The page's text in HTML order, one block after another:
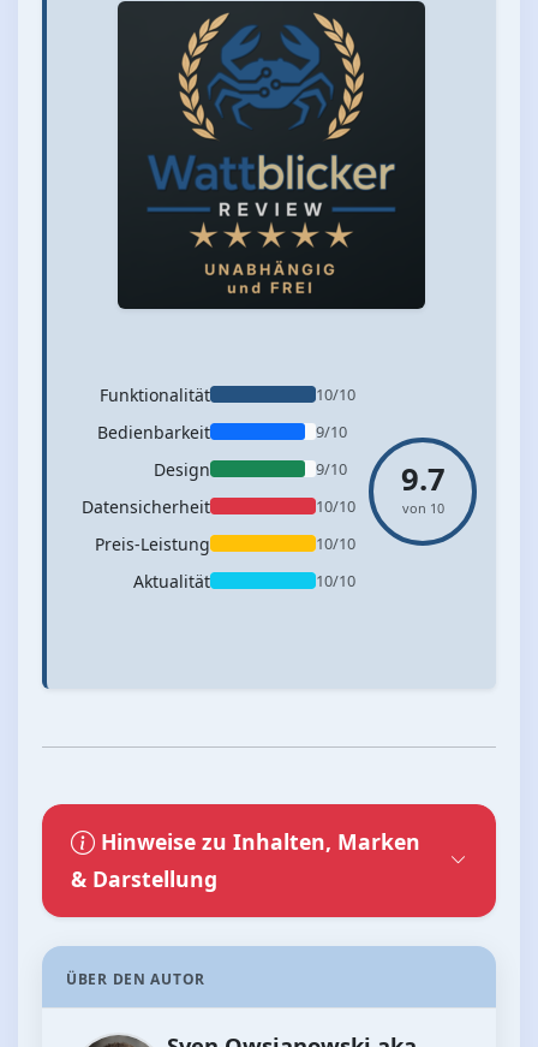
Funktionalität 10/10
Bedienbarkeit 9/10
Design 9/10
Datensicherheit 10/10
Preis-Leistung 10/10
Aktualität 10/10
9.7
von 10
Hinweise zu Inhalten, Marken
& Darstellung
ÜBER DEN AUTOR